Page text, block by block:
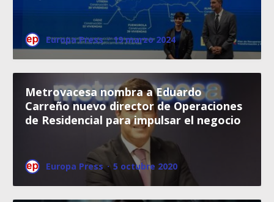
Europa Press · 19 marzo 2024
Metrovacesa nombra a Eduardo
Carreño nuevo director de Operaciones
de Residencial para impulsar el negocio
Europa Press · 5 octubre 2020